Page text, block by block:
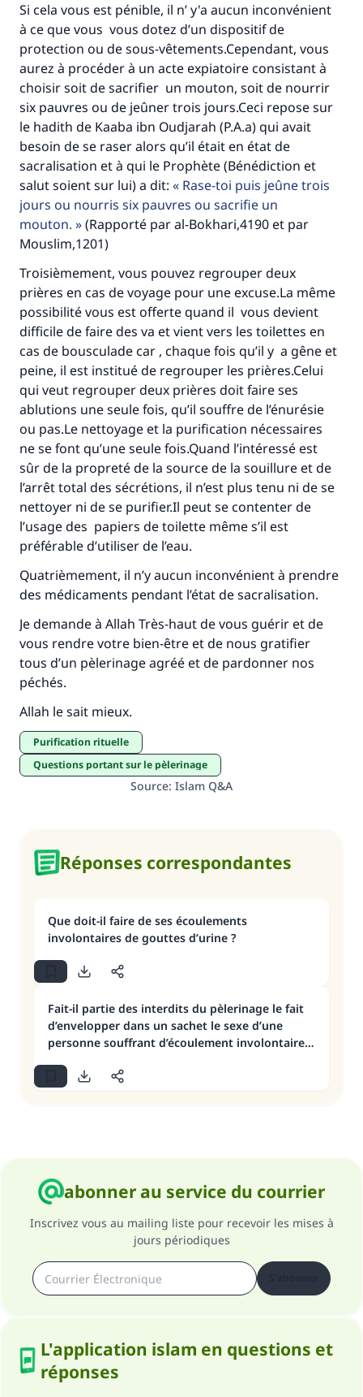
Si cela vous est pénible, il n’ y'a aucun inconvénient
à ce que vous vous dotez d’un dispositif de
protection ou de sous-vêtements.Cependant, vous
aurez à procéder à un acte expiatoire consistant à
choisir soit de sacrifier un mouton, soit de nourrir
six pauvres ou de jeûner trois jours.Ceci repose sur
le hadith de Kaaba ibn Oudjarah (P.A.a) qui avait
besoin de se raser alors qu’il était en état de
sacralisation et à qui le Prophète (Bénédiction et
salut soient sur lui) a dit:
Rase-toi puis jeûne trois
jours ou nourris six pauvres ou sacrifie un
mouton.
(Rapporté par al-Bokhari,4190 et par
Mouslim,1201)
Troisièmement, vous pouvez regrouper deux
prières en cas de voyage pour une excuse.La même
possibilité vous est offerte quand il vous devient
difficile de faire des va et vient vers les toilettes en
cas de bousculade car , chaque fois qu’il y a gêne et
peine, il est institué de regrouper les prières.Celui
qui veut regrouper deux prières doit faire ses
ablutions une seule fois, qu’il souffre de l’énurésie
ou pas.Le nettoyage et la purification nécessaires
ne se font qu’une seule fois.Quand l’intéressé est
sûr de la propreté de la source de la souillure et de
l’arrêt total des sécrétions, il n’est plus tenu ni de se
nettoyer ni de se purifier.Il peut se contenter de
l’usage des papiers de toilette même s’il est
préférable d’utiliser de l’eau.
Quatrièmement, il n’y aucun inconvénient à prendre
des médicaments pendant l’état de sacralisation.
Je demande à Allah Très-haut de vous guérir et de
vous rendre votre bien-être et de nous gratifier
tous d’un pèlerinage agréé et de pardonner nos
péchés.
Allah le sait mieux.
purification rituelle
Questions portant sur le pèlerinage
Source: Islam Q&A
Réponses correspondantes
Que doit-il faire de ses écoulements
involontaires de gouttes d’urine ?
Fait-il partie des interdits du pèlerinage le fait
d’envelopper dans un sachet le sexe d’une
personne souffrant d’écoulement involontaire
abonner au service du courrier
Inscrivez vous au mailing liste pour recevoir les mises à
jours périodiques
L'application islam en questions et
réponses
contribution
Aidez nous à apporter des réponses.
Le Messager d'Allah (Paix sur lui) a dit:
"Celui qui indique une bonne action obtient la
même récompense que celui qui le fait."
(MOUSLIM 1893)
Soutenez IslamQA